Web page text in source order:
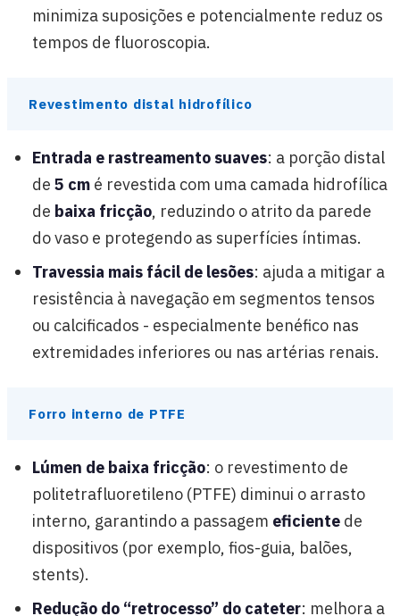
minimiza suposições e potencialmente reduz os
tempos de fluoroscopia.
Revestimento distal hidrofílico
Entrada e rastreamento suaves: a porção distal
de 5 cm é revestida com uma camada hidrofílica
de baixa fricção, reduzindo o atrito da parede
do vaso e protegendo as superfícies íntimas.
Travessia mais fácil de lesões: ajuda a mitigar a
resistência à navegação em segmentos tensos
ou calcificados - especialmente benéfico nas
extremidades inferiores ou nas artérias renais.
Forro interno de PTFE
Lúmen de baixa fricção: o revestimento de
politetrafluoretileno (PTFE) diminui o arrasto
interno, garantindo a passagem eficiente de
dispositivos (por exemplo, fios-guia, balões,
stents).
Redução do “retrocesso” do cateter: melhora a